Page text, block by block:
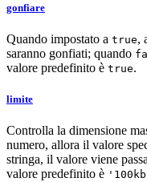
gonfiare
Quando impostato a true,
saranno gonfiati; quando
valore predefinito è true.
limite
Controlla la dimensione
numero, allora il valore
stringa, il valore viene
valore predefinito è